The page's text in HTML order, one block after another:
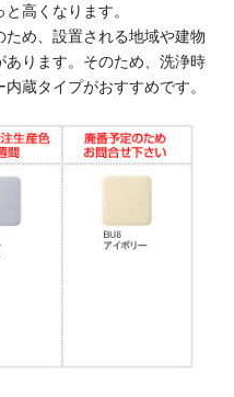
高くなります。
め、設置される地域や建物
ります。そのため、洗浄時
蔵タイプがおすすめです。